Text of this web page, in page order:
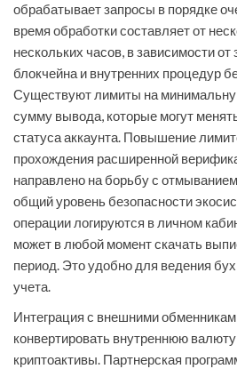
обрабатывает запросы в порядке
время обработки составляет от
нескольких часов, в зависимости от
блокчейна и внутренних процедур
Существуют лимиты на
сумму вывода, которые могут
статуса аккаунта. Повышение
прохождения расширенной
направлено на борьбу с
общий уровень безопасности
операции логируются в личном
может в любой момент скачать
период. Это удобно для ведения
учета.
Интеграция с внешними
конвертировать внутреннюю
криптоактивы. Партнерская